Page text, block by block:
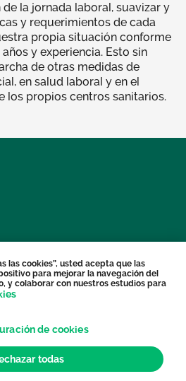
la jornada laboral, suavizar y
y requerimientos de cada
propia situación conforme
y experiencia. Esto sin
de otras medidas de
en salud laboral y en el
los propios centros sanitarios.
las cookies”, usted acepta que las
para mejorar la navegación del
y colaborar con nuestros estudios para
de cookies
todas